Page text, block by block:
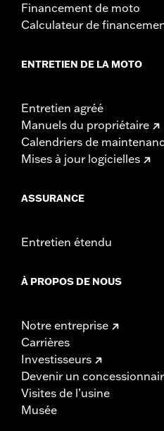
Financement de moto
Calculateur de
ENTRETIEN DE LA MOTO
Entretien agréé
Manuels du propriétaire
Calendriers de
Mises à jour logicielles
ASSURANCE
Entretien étendu
À PROPOS DE NOUS
Notre entreprise
Carrières
Investisseurs
Devenir un
Visites de l’usine
Musée